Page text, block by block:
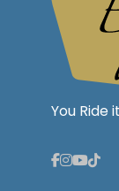
You Ride